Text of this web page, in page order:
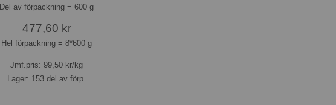
Del av förpackning =600 g
477,60 kr
Hel förpackning =8*600 g
Jmf.pris:99,50 kr/kg
Lager: 153 del av förp.